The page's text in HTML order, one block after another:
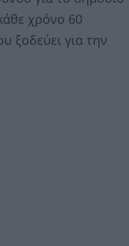
χρόνο 60
ξοδεύει για την